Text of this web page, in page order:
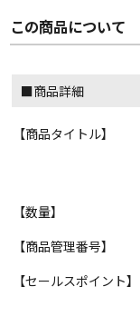
この商品について
■商品詳細
【商品タイトル】
【数量】
【商品管理番号】
【セールスポイント】